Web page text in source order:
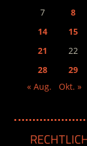
7
8
14
15
21
22
28
29
« Aug.
Okt. »